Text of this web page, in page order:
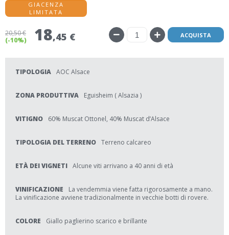
GIACENZA
LIMITATA
20,50 €
(-10%)
18,45 € ACQUISTA
TIPOLOGIA AOC Alsace
ZONA PRODUTTIVA Eguisheim ( Alsazia )
VITIGNO 60% Muscat Ottonel, 40% Muscat d’Alsace
TIPOLOGIA DEL TERRENO Terreno calcareo
ETÀ DEI VIGNETI Alcune viti arrivano a 40 anni di età
VINIFICAZIONE
La vendemmia viene fatta rigorosamente a mano.
La vinificazione avviene tradizionalmente in vecchie botti di rovere.
COLORE Giallo paglierino scarico e brillante